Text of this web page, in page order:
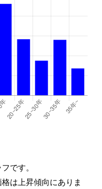
です。
は上昇傾向にありま